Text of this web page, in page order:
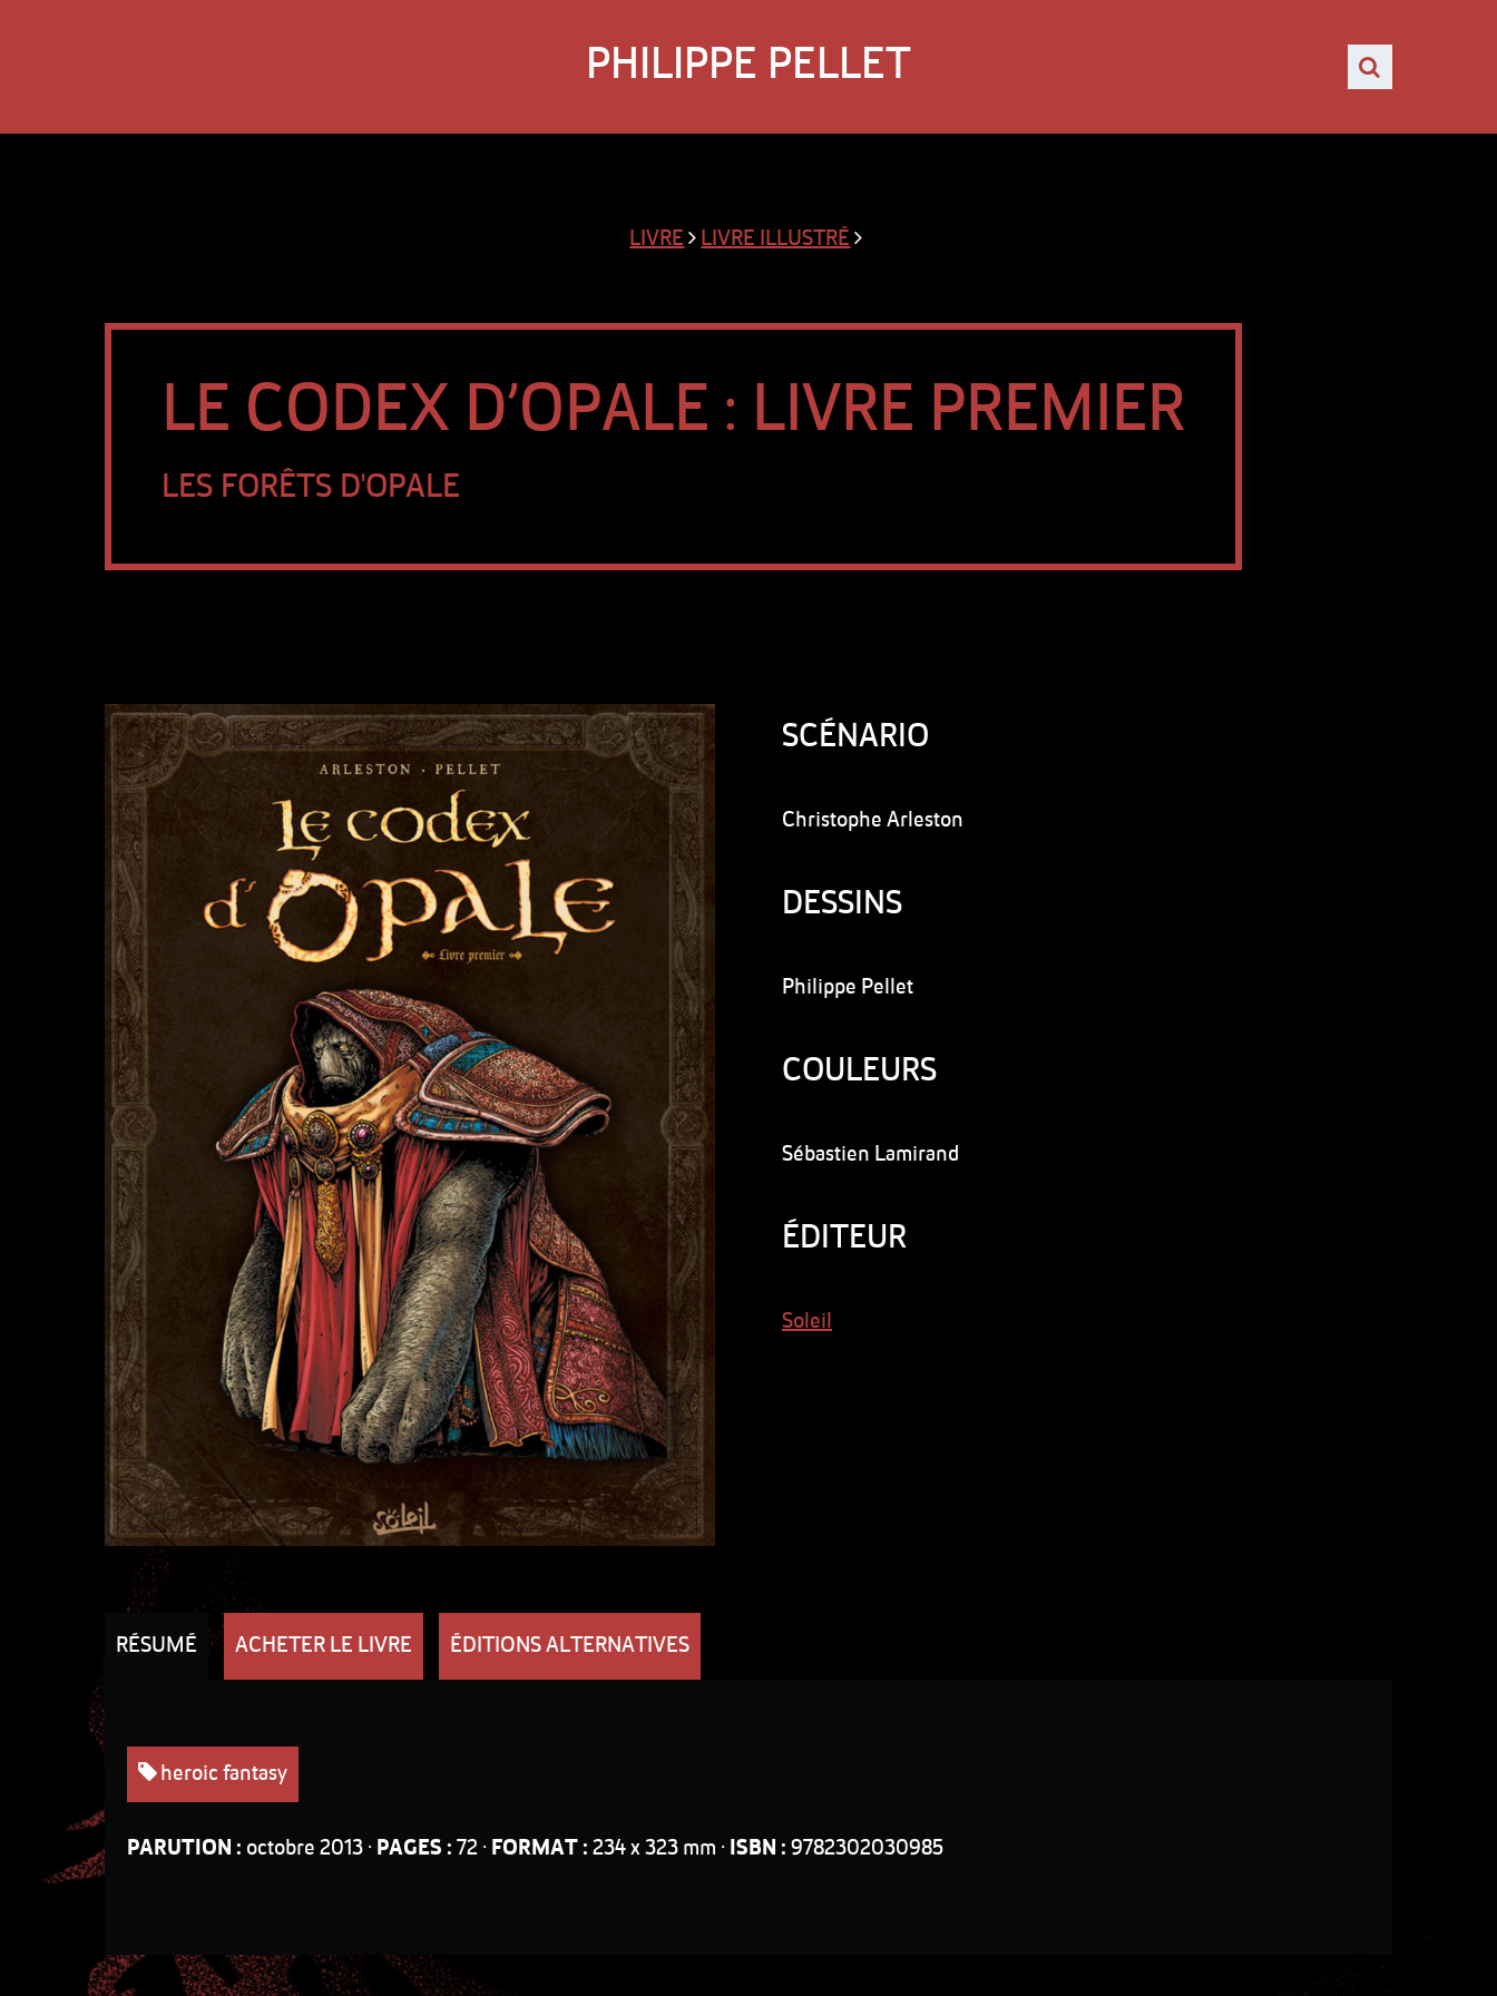
PHILIPPE PELLET
LIVRE LIVRE ILLUSTRÉ
LE CODEX D’OPALE : LIVRE PREMIER
LES FORÊTS D'OPALE
SCÉNARIO
Christophe Arleston
DESSINS
Philippe Pellet
COULEURS
Sébastien Lamirand
ÉDITEUR
Soleil
RÉSUMÉ ACHETER LE LIVRE ÉDITIONS ALTERNATIVES
heroic fantasy
PARUTION : octobre 2013 · PAGES : 72 · FORMAT :234 x 323 mm · ISBN :9782302030985